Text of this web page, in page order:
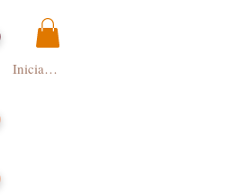
Iniciar sesión